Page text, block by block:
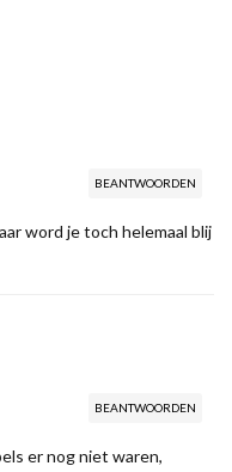
BEANTWOORDEN
word je toch helemaal blij
BEANTWOORDEN
er nog niet waren,